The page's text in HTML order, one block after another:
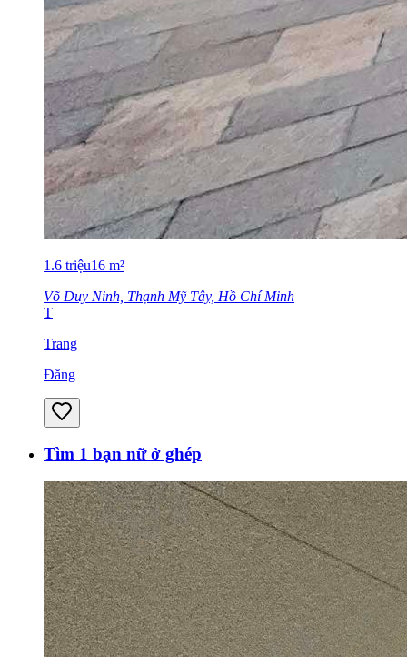
1.6 triệu16 m²
Võ Duy Ninh, Thạnh Mỹ Tây, Hồ Chí Minh
T
Trang
Đăng
Tìm 1 bạn nữ ở ghép